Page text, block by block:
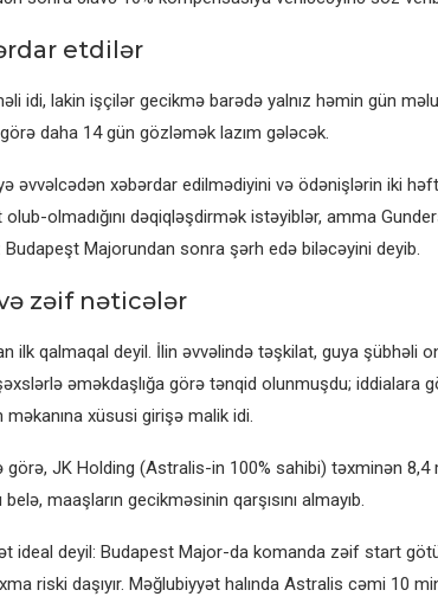
etdilər
idi, lakin işçilər gecikmə barədə yalnız həmin gün
daha 14 gün gözləmək lazım gələcək.
əvvəlcədən xəbərdar edilmədiyini və ödənişlərin iki
olmadığını dəqiqləşdirmək istəyiblər, amma
Majorundan sonra şərh edə biləcəyini deyib.
zəif nəticələr
ilk qalmaqal deyil. İlin əvvəlində təşkilat, guya şübhəli
əməkdaşlığa görə tənqid olunmuşdu; iddialara
məkanına xüsusi girişə malik idi.
görə, JK Holding (Astralis-in 100% sahibi) təxminən 8,4
maaşların gecikməsinin qarşısını almayıb.
ideal deyil: Budapest Major-da komanda zəif start
riski daşıyır. Məğlubiyyət halında Astralis cəmi 10